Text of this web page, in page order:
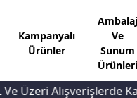
Kampanyalı
Ürünler
Ambalaj
Ve
Sunum
Ürünleri
Üzeri Alışverişlerde